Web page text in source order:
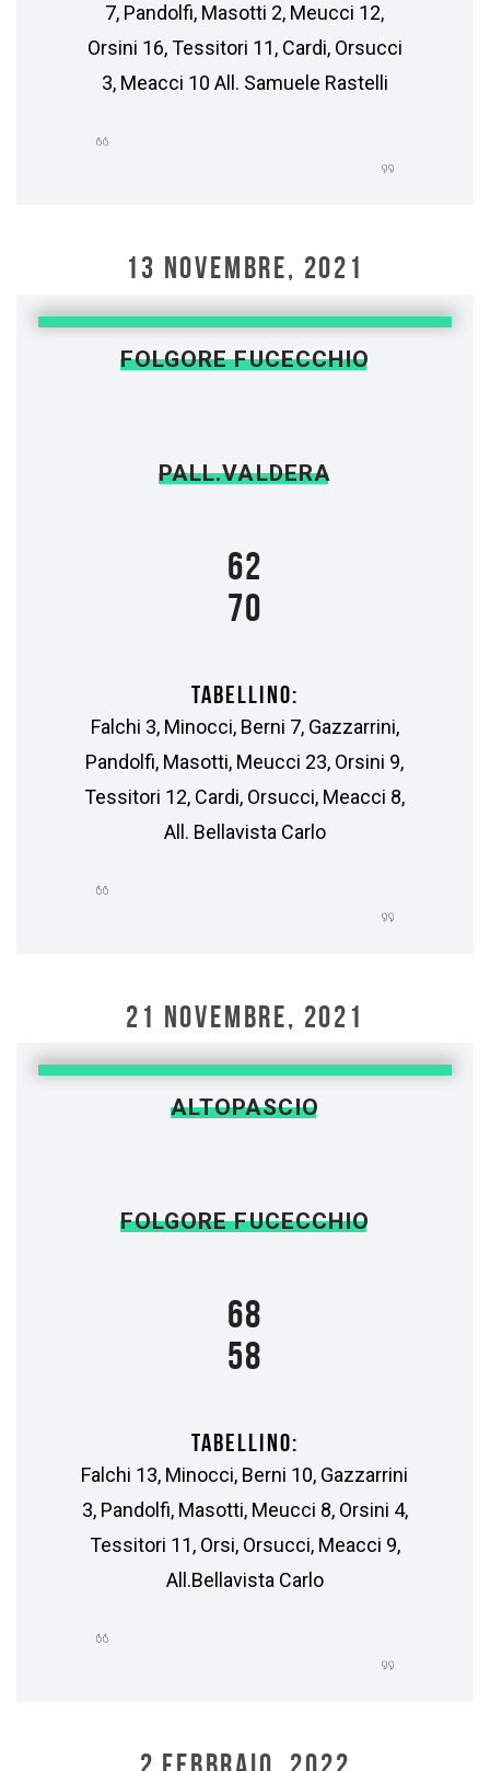
7, Pandolfi, Masotti 2, Meucci 12,
Orsini 16, Tessitori 11, Cardi, Orsucci
3, Meacci 10 All. Samuele Rastelli
13 NOVEMBRE, 2021
FOLGORE FUCECCHIO
PALL.VALDERA
62
70
TABELLINO:
Falchi 3, Minocci, Berni 7, Gazzarrini,
Pandolfi, Masotti, Meucci 23, Orsini 9,
Tessitori 12, Cardi, Orsucci, Meacci 8,
All. Bellavista Carlo
21 NOVEMBRE, 2021
ALTOPASCIO
FOLGORE FUCECCHIO
68
58
TABELLINO:
Falchi 13, Minocci, Berni 10, Gazzarrini
3, Pandolfi, Masotti, Meucci 8, Orsini 4,
Tessitori 11, Orsi, Orsucci, Meacci 9,
All.Bellavista Carlo